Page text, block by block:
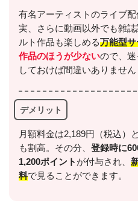
有名アーティストのライブ
実、さらに動画以外でも雑
ルト作品も楽しめる万能型
作品のほうが少ないので、
しておけば間違いありません
デメリット
月額料金は2,189円（税込）
も割高。その分、 登録時に
1,200ポイント が付与され、
料で見ることができます。